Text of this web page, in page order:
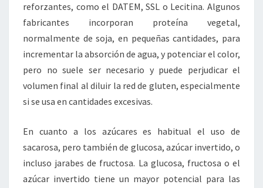
reforzantes, como el DATEM, SSL o Lecitina. Algunos
fabricantes incorporan proteína vegetal,
normalmente de soja, en pequeñas cantidades, para
incrementar la absorción de agua, y potenciar el color,
pero no suele ser necesario y puede perjudicar el
volumen final al diluir la red de gluten, especialmente
si se usa en cantidades excesivas.
En cuanto a los azúcares es habitual el uso de
sacarosa, pero también de glucosa, azúcar invertido, o
incluso jarabes de fructosa. La glucosa, fructosa o el
azúcar invertido tiene un mayor potencial para las